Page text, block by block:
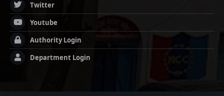
Twitter
Youtube
Authority Login
Department Login